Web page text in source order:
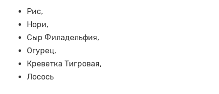
Рис,
Нори,
Сыр Филадельфия,
Огурец,
Креветка Тигровая,
Лосось